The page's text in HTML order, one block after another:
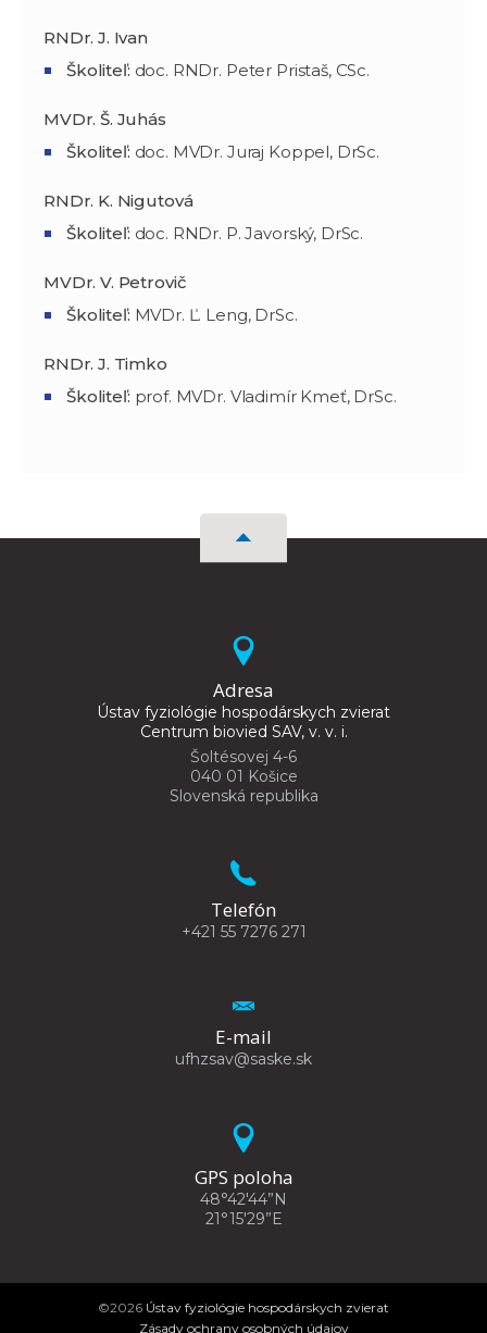
RNDr. J. Ivan
Školiteľ: doc. RNDr. Peter Pristaš, CSc.
MVDr. Š. Juhás
Školiteľ: doc. MVDr. Juraj Koppel, DrSc.
RNDr. K. Nigutová
Školiteľ: doc. RNDr. P. Javorský, DrSc.
MVDr. V. Petrovič
Školiteľ: MVDr. Ľ. Leng, DrSc.
RNDr. J. Timko
Školiteľ: prof. MVDr. Vladimír Kmeť, DrSc.
Adresa
Ústav fyziológie hospodárskych zvierat
Centrum biovied SAV, v. v. i.
Šoltésovej 4-6
040 01 Košice
Slovenská republika
Telefón
+421 55 7276 271
E-mail
ufhzsav@saske.sk
GPS poloha
48°42'44”N
21°15'29”E
©2026 Ústav fyziológie hospodárskych zvierat
Zásady ochrany osobných údajov